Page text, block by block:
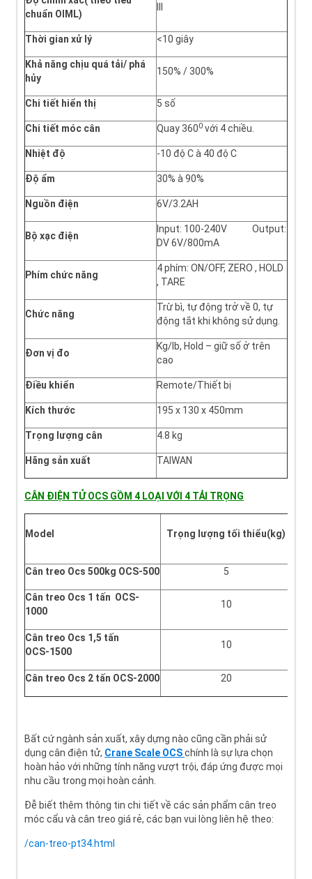
chuẩn OIML)
Thời gian xử lý <10 giây
Khả năng chịu quá tải/ phá
hủy
150% / 300%
Chi tiết hiển thị 5 số
Chi tiết móc cân Quay 3600 với 4 chiều.
Nhiệt độ -10 độ C à 40 độ C
Độ ẩm 30% à 90%
Nguồn điện 6V/3.2AH
Bộ xạc điện
Input: 100-240V Output:
DV 6V/800mA
Phím chức năng
4 phím: ON/OFF, ZERO , HOLD
, TARE
Chức năng
Trừ bì, tự động trở về 0, tự
động tắt khi không sử dụng.
Đơn vị đo
Kg/lb, Hold – giữ số ở trên
cao
Điều khiển Remote/Thiết bị
Kích thước 195 x 130 x 450mm
Trọng lượng cân 4.8 kg
Hãng sản xuất TAIWAN
CÂN ĐIỆN TỬ OCS GỒM 4 LOẠI VỚI 4 TẢI TRỌNG
Model Trọng lượng tối thiểu(kg)
Cân treo Ocs 500kg OCS-500 5
Cân treo Ocs 1 tấn OCS-
1000
10
Cân treo Ocs 1,5 tấn
OCS-1500
10
Cân treo Ocs 2 tấn OCS-2000 20
Bất cứ ngành sản xuất, xây dựng nào cũng cần phải sử
dụng cân điện tử, Crane Scale OCSchính là sự lựa chọn
hoàn hảo với những tính năng vượt trội, đáp ứng được mọi
nhu cầu trong mọi hoàn cảnh.
Đễ biết thêm thông tin chi tiết về các sản phẩm cân treo
móc cẩu và cân treo giá rẻ, các bạn vui lòng liên hệ theo:
/can-treo-pt34.html